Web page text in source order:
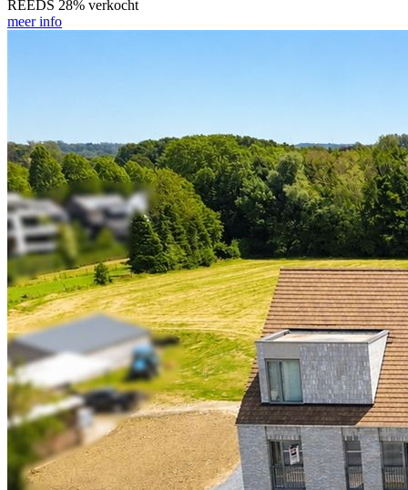
REEDS 28% verkocht
meer info